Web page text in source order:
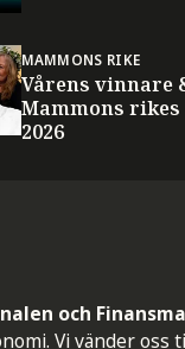
MAMMONS RIKE
Vårens vinnare
Mammons
2026
och
Vi vänder oss